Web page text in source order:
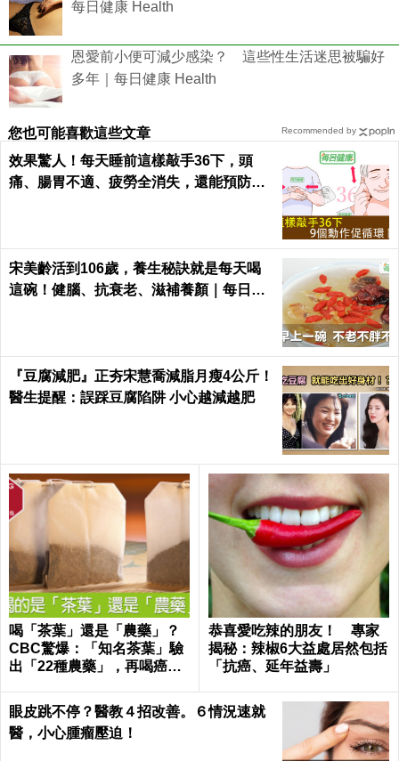
每日健康 Health
恩愛前小便可減少感染？ 這些性生活迷思被騙好
多年｜每日健康 Health
您也可能喜歡這些文章
效果驚人！每天睡前這樣敲手36下，頭
痛、腸胃不適、疲勞全消失，還能預防腦
宋美齡活到106歲，養生秘訣就是每天喝
這碗！健腦、抗衰老、滋補養顏｜每日健
『豆腐減肥』正夯宋慧喬減脂月瘦4公斤！
醫生提醒：誤踩豆腐陷阱 小心越減越肥
喝「茶葉」還是「農藥」？
CBC驚爆：「知名茶葉」驗
出「22種農藥」，再喝癌
日健康 Health
恭喜愛吃辣的朋友！ 專家
揭秘：辣椒6大益處居然包括
「抗癌、延年益壽」
眼皮跳不停？醫教４招改善。６情況速就
醫，小心腫瘤壓迫！
Recommended by